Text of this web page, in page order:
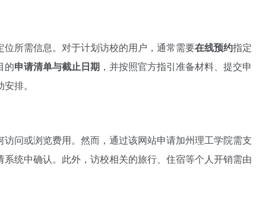
所需信息。对于计划访校的用户，通常需要在线预约指定
的申请清单与截止日期 ，并按照官方指引准备材料、提交申
排。
访问或浏览费用。然而，通过该网站申请加州理工学院需支
系统中确认。此外，访校相关的旅行、住宿等个人开销需由